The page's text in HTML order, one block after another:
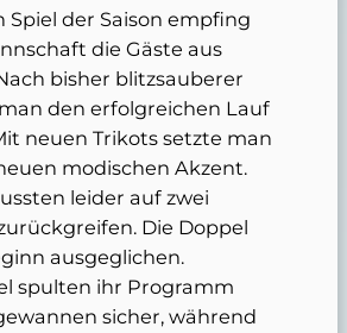
der Saison empfing
die Gäste aus
bisher blitzsauberer
den erfolgreichen Lauf
neuen Trikots setzte man
modischen Akzent.
leider auf zwei
Die Doppel
ausgeglichen.
spulten ihr Programm
sicher, während